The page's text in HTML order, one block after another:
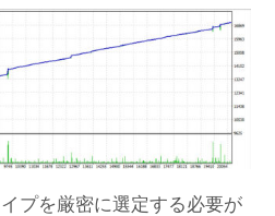
除中)
プを厳密に選定する必要が